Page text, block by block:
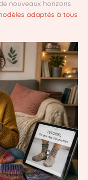
nouveaux horizons
adaptés à tous